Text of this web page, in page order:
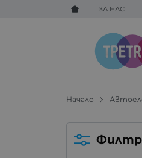
ЗА НАС
Начало